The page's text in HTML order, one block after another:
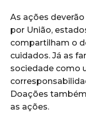
As ações
por União,
compartilham o
cuidados. Já as
sociedade como
Doações
as ações.